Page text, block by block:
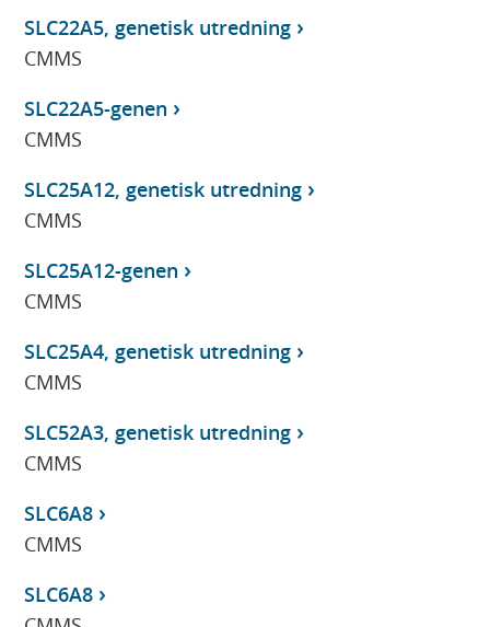
SLC22A5, genetisk utredning
CMMS
SLC22A5-genen
CMMS
SLC25A12, genetisk utredning
CMMS
SLC25A12-genen
CMMS
SLC25A4, genetisk utredning
CMMS
SLC52A3, genetisk utredning
CMMS
SLC6A8
CMMS
SLC6A8